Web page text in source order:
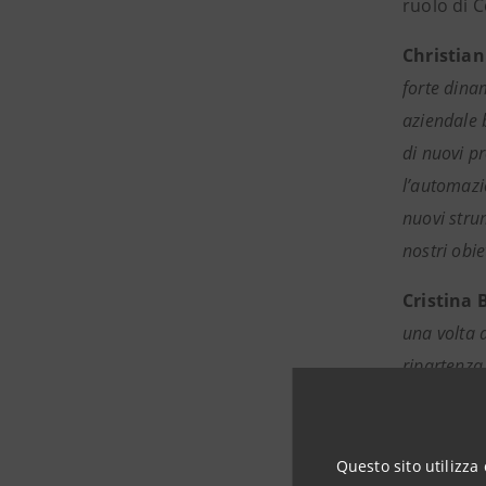
Questo sito utilizza
ruolo di
forte
aziendale
di nuovi
nuovi
nostri
Cristina
una volta
come
a